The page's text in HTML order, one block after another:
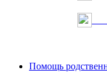
Помощь